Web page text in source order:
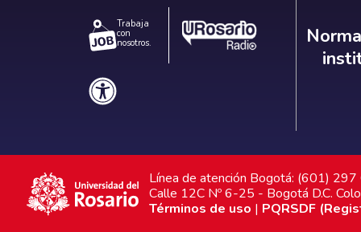
Trabaja
con
nosotros.
Línea de atención Bogotá: (601)
Calle 12C Nº 6-25 - Bogotá D.C.
Términos de uso | PQRSDF